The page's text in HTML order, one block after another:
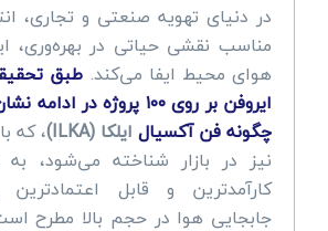
در دنیای تهویه صنعتی و تجاری،
مناسب نقشی حیاتی در بهره‌وری،
هوای محیط ایفا می‌کند. طبق
ایروفن بر روی ۱۰۰ پروژه
چگونه فن آکسیال ایلکا (ILKA) ، که
نیز در بازار شناخته می‌شود،
کارآمدترین و قابل اعتمادترین
جابجایی هوا در حجم بالا مطرح